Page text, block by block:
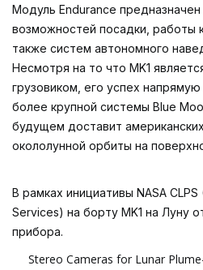
Модуль Endurance
возможностей посадки, работы
также систем автономного
Несмотря на то что MK1
грузовиком, его успех
более крупной системы Blue
будущем доставит
окололунной орбиты на
В рамках инициативы NASA
Services) на борту MK1 на Луну
прибора.
Stereo Cameras for Lunar